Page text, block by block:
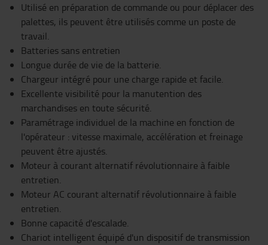
Utilisé en préparation de commande ou pour déplacer des
palettes, ils peuvent être utilisés comme un poste de
travail.
Batteries sans entretien
Longue durée de vie de la batterie.
Chargeur intégré pour une charge rapide et facile.
Excellente visibilité pour la manutention des
marchandises en toute sécurité.
Paramétrage individuel de la machine en fonction de
l'opérateur : vitesse maximale, accélération et freinage
peuvent être ajustés.
Moteur à courant alternatif révolutionnaire à faible
entretien.
Moteur AC courant alternatif révolutionnaire à faible
entretien.
Bonne capacité d'escalade.
Chariot intelligent équipé d'un dispositif de transmission